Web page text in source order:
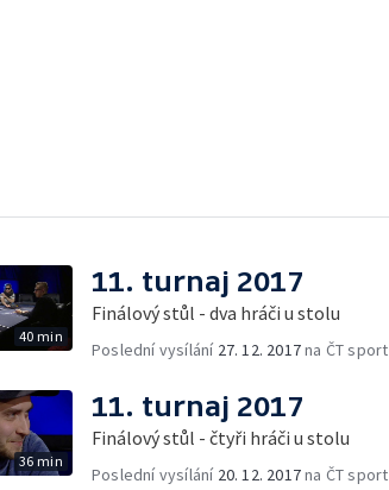
40 min
11. turnaj 2017
Finálový stůl - dva hráči u stolu
Poslední vysílání 27. 12. 2017na ČT sport
36 min
11. turnaj 2017
Finálový stůl - čtyři hráči u stolu
Poslední vysílání 20. 12. 2017na ČT sport